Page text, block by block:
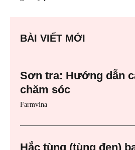
BÀI VIẾT MỚI
Sơn tra: Hướng dẫn
chăm sóc
Farmvina
Hắc tùng (tùng đen)